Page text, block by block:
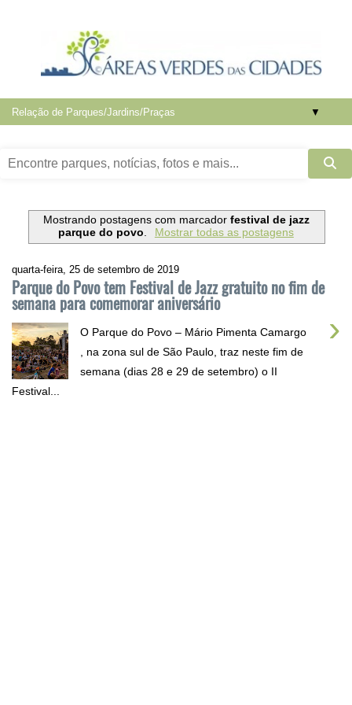
▼
Mostrando postagens com marcador festival de jazz
parque do povo. Mostrar todas as postagens
quarta-feira, 25 de setembro de 2019
Parque do Povo tem Festival de Jazz gratuito no fim de
semana para comemorar aniversário
›
O Parque do Povo – Mário Pimenta Camargo
, na zona sul de São Paulo, traz neste fim de
semana (dias 28 e 29 de setembro) o II
Festival...